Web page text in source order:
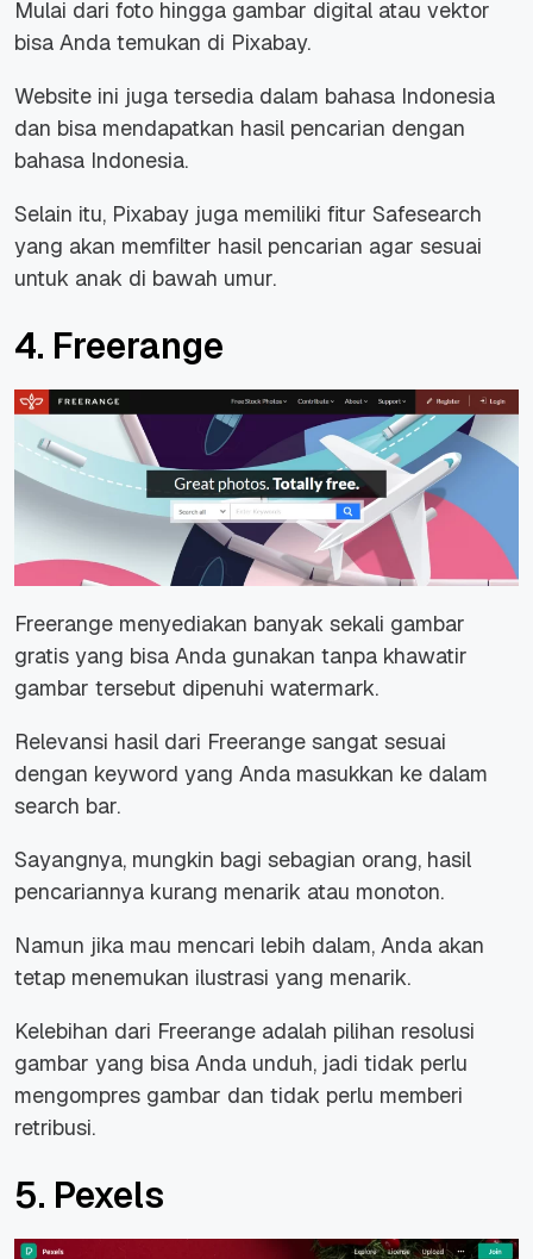
Mulai dari foto hingga gambar digital atau vektor
bisa Anda temukan di Pixabay.
Website ini juga tersedia dalam bahasa Indonesia
dan bisa mendapatkan hasil pencarian dengan
bahasa Indonesia.
Selain itu, Pixabay juga memiliki fitur Safesearch
yang akan memfilter hasil pencarian agar sesuai
untuk anak di bawah umur.
4. Freerange
Freerange menyediakan banyak sekali gambar
gratis yang bisa Anda gunakan tanpa khawatir
gambar tersebut dipenuhi watermark.
Relevansi hasil dari Freerange sangat sesuai
dengan keyword yang Anda masukkan ke dalam
search bar.
Sayangnya, mungkin bagi sebagian orang, hasil
pencariannya kurang menarik atau monoton.
Namun jika mau mencari lebih dalam, Anda akan
tetap menemukan ilustrasi yang menarik.
Kelebihan dari Freerange adalah pilihan resolusi
gambar yang bisa Anda unduh, jadi tidak perlu
mengompres gambar dan tidak perlu memberi
retribusi.
5. Pexels